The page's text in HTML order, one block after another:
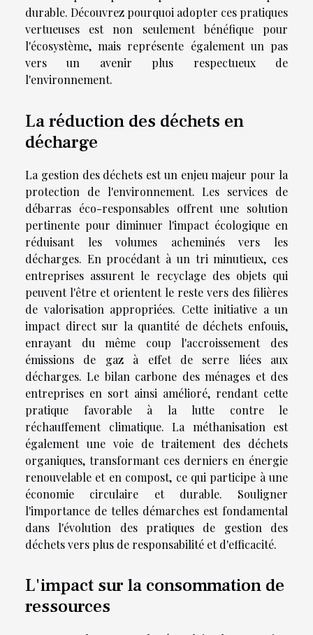
durable. Découvrez pourquoi adopter ces pratiques
vertueuses est non seulement bénéfique pour
l'écosystème, mais représente également un pas
vers un avenir plus respectueux de
l'environnement.
La réduction des déchets en
décharge
La gestion des déchets est un enjeu majeur pour la
protection de l'environnement. Les services de
débarras éco-responsables offrent une solution
pertinente pour diminuer l'impact écologique en
réduisant les volumes acheminés vers les
décharges. En procédant à un tri minutieux, ces
entreprises assurent le recyclage des objets qui
peuvent l'être et orientent le reste vers des filières
de valorisation appropriées. Cette initiative a un
impact direct sur la quantité de déchets enfouis,
enrayant du même coup l'accroissement des
émissions de gaz à effet de serre liées aux
décharges. Le bilan carbone des ménages et des
entreprises en sort ainsi amélioré, rendant cette
pratique favorable à la lutte contre le
réchauffement climatique. La méthanisation est
également une voie de traitement des déchets
organiques, transformant ces derniers en énergie
renouvelable et en compost, ce qui participe à une
économie circulaire et durable. Souligner
l'importance de telles démarches est fondamental
dans l'évolution des pratiques de gestion des
déchets vers plus de responsabilité et d'efficacité.
L'impact sur la consommation de
ressources